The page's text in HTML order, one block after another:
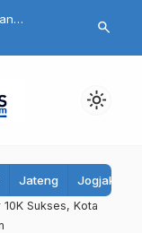
yang
Catat! 10
Ini,
search
light_mode
Jateng Jogjakarta
Sukses, Kota